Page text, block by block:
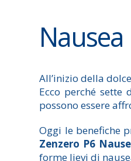
All’inizio della
Ecco perché
possono essere
Oggi le benefiche
Zenzero P6
forme lievi di